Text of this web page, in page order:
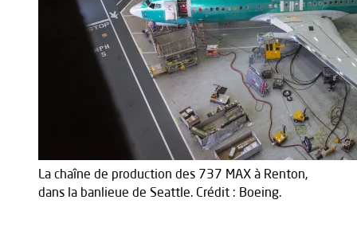
La chaîne de production des 737 MAX à Renton,
dans la banlieue de Seattle. Crédit : Boeing.